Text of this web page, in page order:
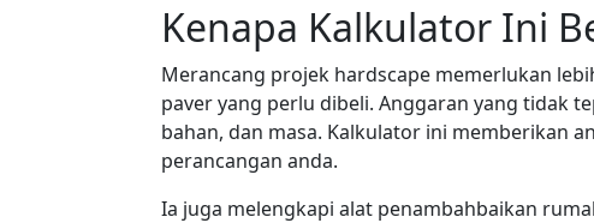
Kenapa Kalkulator Ini
Merancang projek hardscape memerlukan
paver yang perlu dibeli. Anggaran yang tidak
bahan, dan masa. Kalkulator ini memberikan
perancangan anda.
Ia juga melengkapi alat penambahbaikan